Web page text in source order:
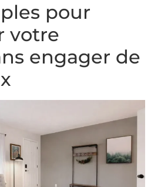
pour
votre
engager de